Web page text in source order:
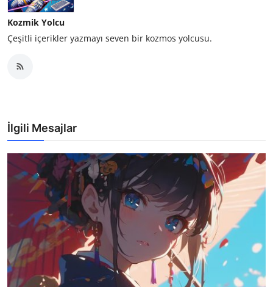
Kozmik Yolcu
Çeşitli içerikler yazmayı seven bir kozmos yolcusu.
İlgili Mesajlar